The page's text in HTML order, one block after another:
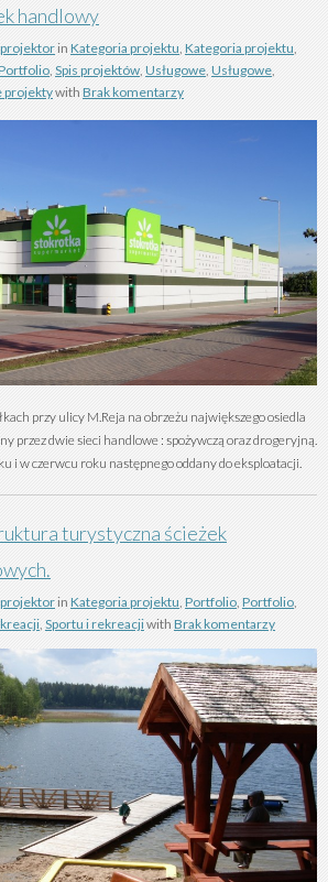
handlowy
projektorin Kategoria projektu, Kategoria projektu,
, Spis projektów, Usługowe, Usługowe,
projektywith Brak komentarzy
przy ulicy M.Reja na obrzeżu największego osiedla
przez dwie sieci handlowe : spożywczą oraz drogeryjną.
i w czerwcu roku następnego oddany do eksploatacji.
turystyczna ścieżek
projektorin Kategoria projektu, Portfolio, Portfolio,
, Sportu i rekreacjiwith Brak komentarzy